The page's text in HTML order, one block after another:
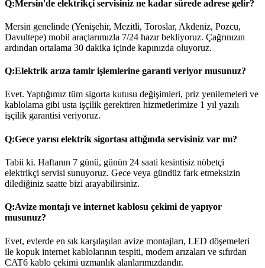
Q:Mersin'de elektrikçi servisiniz ne kadar sürede adrese gelir?
Mersin genelinde (Yenişehir, Mezitli, Toroslar, Akdeniz, Pozcu,
Davultepe) mobil araçlarımızla 7/24 hazır bekliyoruz. Çağrınızın
ardından ortalama 30 dakika içinde kapınızda oluyoruz.
Q:Elektrik arıza tamir işlemlerine garanti veriyor musunuz?
Evet. Yaptığımız tüm sigorta kutusu değişimleri, priz yenilemeleri ve
kablolama gibi usta işçilik gerektiren hizmetlerimize 1 yıl yazılı
işçilik garantisi veriyoruz.
Q:Gece yarısı elektrik sigortası attığında servisiniz var mı?
Tabii ki. Haftanın 7 günü, günün 24 saati kesintisiz nöbetçi
elektrikçi servisi sunuyoruz. Gece veya gündüz fark etmeksizin
dilediğiniz saatte bizi arayabilirsiniz.
Q:Avize montajı ve internet kablosu çekimi de yapıyor
musunuz?
Evet, evlerde en sık karşılaşılan avize montajları, LED döşemeleri
ile kopuk internet kablolarının tespiti, modem arızaları ve sıfırdan
CAT6 kablo çekimi uzmanlık alanlarımızdandır.